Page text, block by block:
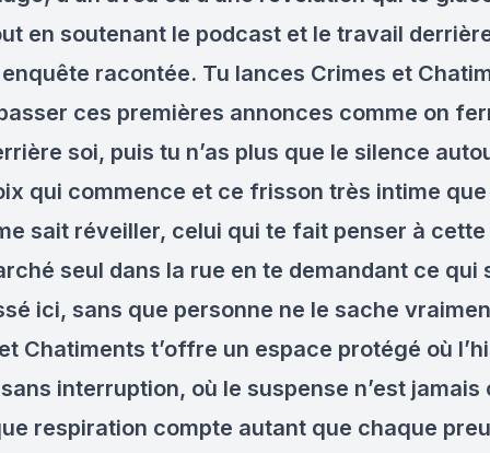
en soutenant le podcast et le travail
racontée. Tu lances Crimes et
ces premières annonces comme on
soi, puis tu n’as plus que le silence
qui commence et ce frisson très intime
sait réveiller, celui qui te fait penser à cette
seul dans la rue en te demandant ce qui
ici, sans que personne ne le sache
Chatiments t’offre un espace protégé où
interruption, où le suspense n’est jamais
respiration compte autant que chaque